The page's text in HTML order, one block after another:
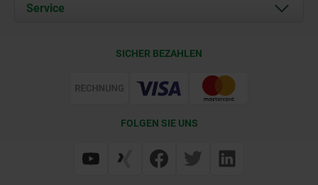
Kontakt
Service
SICHER BEZAHLEN
FOLGEN SIE UNS